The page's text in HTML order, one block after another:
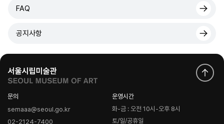
FAQ
공지사항
문의
semaaa@seoul.go.kr
02-2124-7400
운영시간
화-금 : 오전 10시-오후 8시
토/일/공휴일